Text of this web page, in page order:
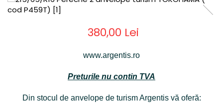
380,00 Lei
www.argentis.ro
Preturile nu contin TVA
Din stocul de anvelope de turism Argentis vă oferă: